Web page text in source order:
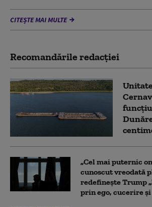
CITEȘTE MAI MULTE
Recomandările redacţiei
„Cel mai puternic
cunoscut vreodată
redefinește Trump
prin ego, cucerire